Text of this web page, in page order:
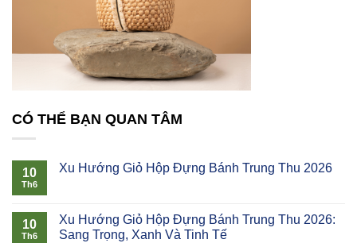
CÓ THỂ BẠN QUAN TÂM
10
Th6
Xu Hướng Giỏ Hộp Đựng Bánh Trung Thu 2026
10
Th6
Xu Hướng Giỏ Hộp Đựng Bánh Trung Thu 2026:
Sang Trọng, Xanh Và Tinh Tế